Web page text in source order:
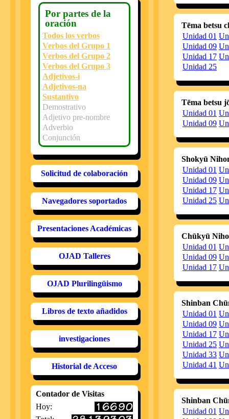
Por partes de la
oración
Todos los verbos
Verbos del Grupo 1
Verbos del Grupo 2
Verbos del Grupo 3
Adjetivos-i
Adjetivos-na
Sustantivo
Demostrativo
Adjetivo pre-nombre
Adverbio
Conjunción
Solicitud de colaboración
Navegadores soportados
Presentaciones Académicas
OJAD Talleres
OJAD Plurilingüismo
Libros de texto añadidos
investigaciones
Historial de Acceso
Contador de Visitas
Hoy:
20140725
20140709
20140704
20140612
20140521
20140423
20140418
20140404
20140307
20140217
20140108
20131231
20131222
20131219
20131126
20131104
20131009
20130920
20130704
Tēma betsu
Unidad 01
Unidad 09
Unidad 17
Unidad 25
Tēma betsu
Unidad 01
Unidad 09
Shokyū
Unidad 01
Unidad 09
Unidad 17
Unidad 25
Chūkyū
Unidad 01
Unidad 09
Unidad 17
Shinban
Unidad 01
Unidad 09
Unidad 17
Unidad 25
Unidad 33
Unidad 41
Shinban
Unidad 01